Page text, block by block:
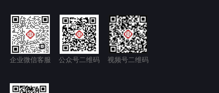
企业微信客服 公众号二维码 视频号二维码